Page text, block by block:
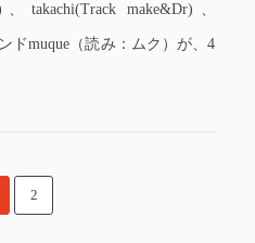
takachi(Track make&Dr)、
ドmuque（読み：ムク）が、4
2